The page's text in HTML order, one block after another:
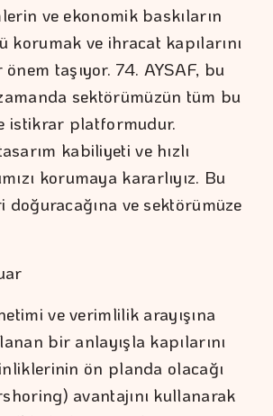
ve ekonomik baskıların
korumak ve ihracat kapılarını
taşıyor. 74. AYSAF, bu
sektörümüzün tüm bu
istikrar platformudur.
kabiliyeti ve hızlı
korumaya kararlıyız. Bu
ve sektörümüze
ve verimlilik arayışına
bir anlayışla kapılarını
ön planda olacağı
avantajını kullanarak